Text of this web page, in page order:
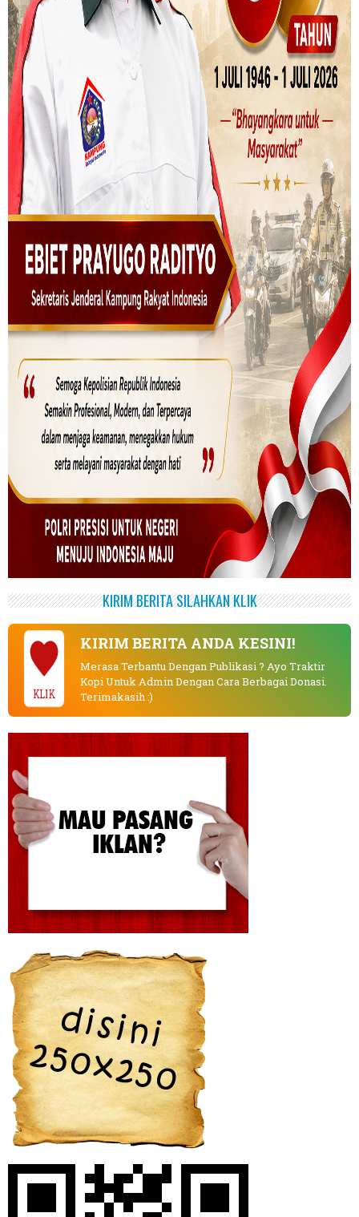
KIRIM BERITA SILAHKAN KLIK
KLIK
KIRIM BERITA ANDA KESINI!
Merasa Terbantu Dengan Publikasi ? Ayo Traktir
Kopi Untuk Admin Dengan Cara Berbagai Donasi.
Terimakasih :)